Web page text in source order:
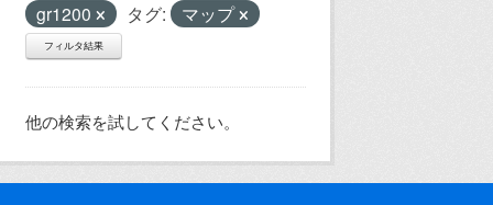
gr1200
タグ: マップ
フィルタ結果
他の検索を試してください。